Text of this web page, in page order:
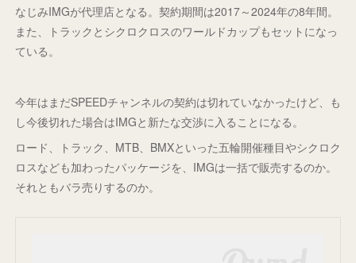
なじみIMGが代理店となる。契約期間は2017～2024年の8年間。
また、トラックとシクロクロスのワールドカップもセットになっ
ている。
今年はまだSPEEDチャンネルの契約は切れていなかったけど、も
し今後切れた場合はIMGと新たな交渉に入ることになる。
ロード、トラック、MTB、BMXといった五輪開催種目やシクロク
ロスなども加わったパッケージを、IMGは一括で販売するのか。
それともバラ売りするのか。